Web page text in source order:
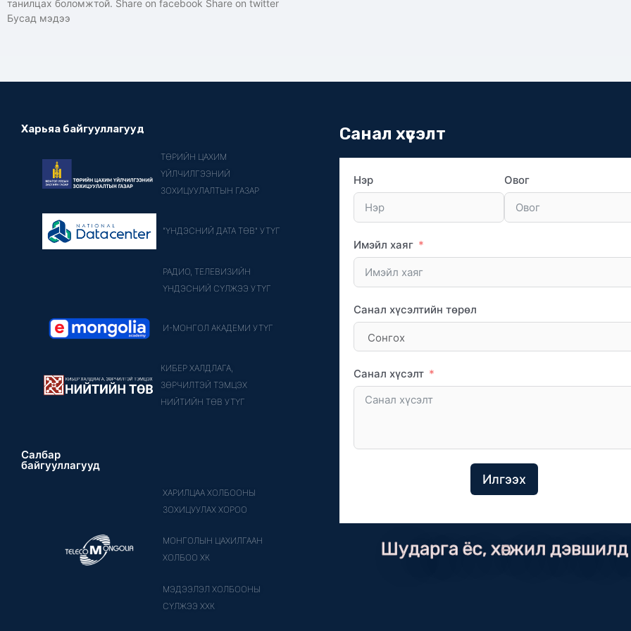
танилцах боломжтой. Share on facebook Share on twitter
Бусад мэдээ
Харьяа байгууллагууд
ТӨРИЙН ЦАХИМ
ҮЙЛЧИЛГЭЭНИЙ
ЗОХИЦУУЛАЛТЫН ГАЗАР
"ҮНДЭСНИЙ ДАТА ТӨВ" УТҮГ
РАДИО, ТЕЛЕВИЗИЙН
ҮНДЭСНИЙ СҮЛЖЭЭ УТҮГ
И-МОНГОЛ АКАДЕМИ УТҮГ
КИБЕР ХАЛДЛАГА,
ЗӨРЧИЛТЭЙ ТЭМЦЭХ
НИЙТИЙН ТӨВ УТҮГ
Салбар
байгууллагууд
ХАРИЛЦАА ХОЛБООНЫ
ЗОХИЦУУЛАХ ХОРОО
МОНГОЛЫН ЦАХИЛГААН
ХОЛБОО ХК
МЭДЭЭЛЭЛ ХОЛБООНЫ
СҮЛЖЭЭ ХХК
Санал хүсэлт
Нэр Овог
Имэйл хаяг
Санал хүсэлтийн төрөл
Санал хүсэлт
Илгээх
Шударга ёс, хөгжил дэвшилд